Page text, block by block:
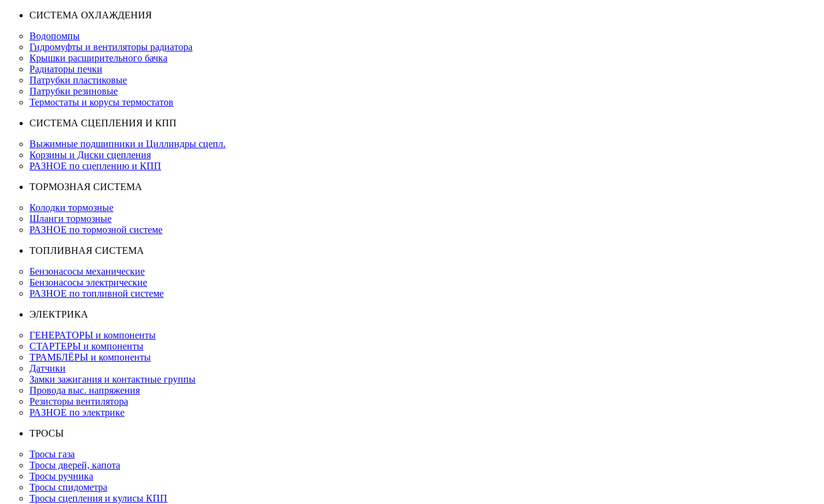
СИСТЕМА ОХЛАЖДЕНИЯ
Водопомпы
Гидромуфты и вентиляторы радиатора
Крышки расширительного бачка
Радиаторы печки
Патрубки пластиковые
Патрубки резиновые
Термостаты и корусы термостатов
СИСТЕМА СЦЕПЛЕНИЯ И КПП
Выжимные подшипники и Циллиндры сцепл.
Корзины и Диски сцепления
РАЗНОЕ по сцеплению и КПП
ТОРМОЗНАЯ СИСТЕМА
Колодки тормозные
Шланги тормозные
РАЗНОЕ по тормозной системе
ТОПЛИВНАЯ СИСТЕМА
Бензонасосы механические
Бензонасосы электрические
РАЗНОЕ по топливной системе
ЭЛЕКТРИКА
ГЕНЕРАТОРЫ и компоненты
СТАРТЕРЫ и компоненты
ТРАМБЛЁРЫ и компоненты
Датчики
Замки зажигания и контактные группы
Провода выс. напряжения
Резисторы вентилятора
РАЗНОЕ по электрике
ТРОСЫ
Тросы газа
Тросы дверей, капота
Тросы ручника
Тросы спидометра
Тросы сцепления и кулисы КПП